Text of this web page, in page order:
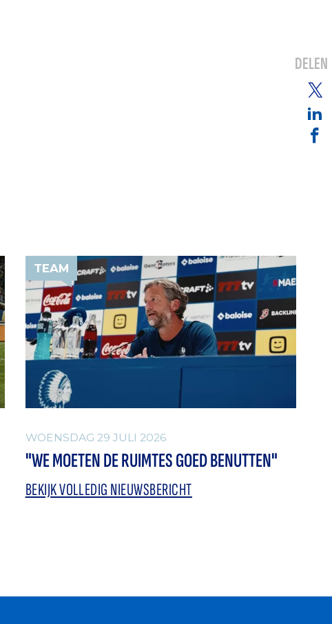
TEAM
WOENSDAG 29 JULI 2026
"WE MOETEN DE RUIMTES GOED BENUTTEN"
BEKIJK VOLLEDIG NIEUWSBERICHT
DELEN